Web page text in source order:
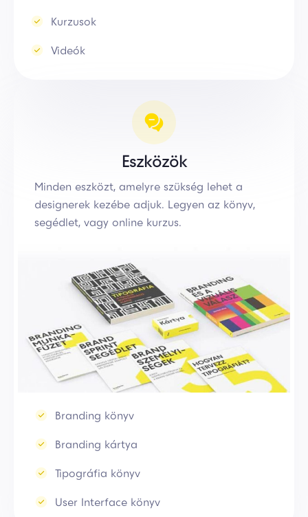
Kurzusok
Videók
Eszközök
Minden eszközt, amelyre szükség lehet a
designerek kezébe adjuk. Legyen az könyv,
segédlet, vagy online kurzus.
Branding könyv
Branding kártya
Tipográfia könyv
User Interface könyv